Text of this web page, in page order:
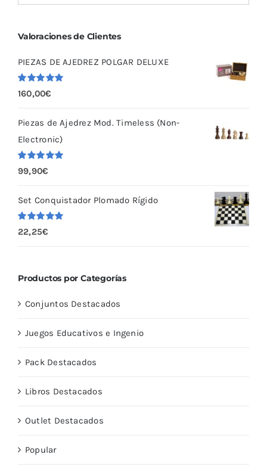
Valoraciones de Clientes
PIEZAS DE AJEDREZ POLGAR DELUXE
Valorado
con 5.00
160,00€
Piezas de Ajedrez Mod. Timeless (Non-
Electronic)
Valorado
con 5.00
99,90€
Set Conquistador Plomado Rígido
Valorado
con
5.00
22,25€
Productos por Categorías
Conjuntos Destacados
Juegos Educativos e Ingenio
Pack Destacados
Libros Destacados
Outlet Destacados
Popular